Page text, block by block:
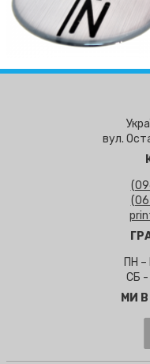
вул.
ПН –
СБ -
МИ